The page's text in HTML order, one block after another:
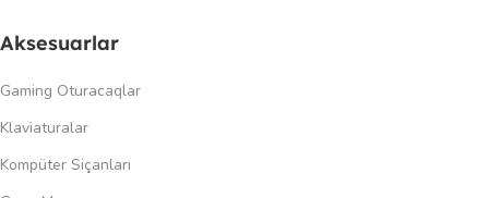
Aksesuarlar
Gaming Oturacaqlar
Klaviaturalar
Kompüter Siçanları